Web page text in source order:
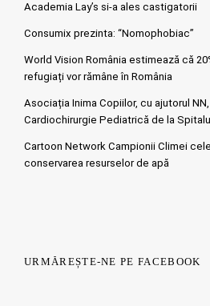
Academia Lay’s si-a ales castigatorii
Consumix prezinta: “Nomophobiac”
World Vision România estimează că
refugiați vor rămâne în România
Asociația Inima Copiilor, cu ajutorul
Cardiochirurgie Pediatrică de la
Cartoon Network Campionii Climei
conservarea resurselor de apă
URMĂREȘTE-NE PE FACEBOOK